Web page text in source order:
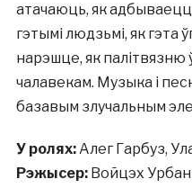
атачаюць, як
гэтымі людзьмі, як гэта
нарэшце, як
чалавекам. Музыка і
базавым злучальным
У ролях:Алег Гарбуз,
Рэжысер:Войцэх